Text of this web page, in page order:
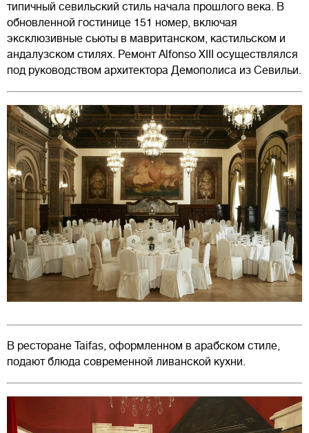
типичный севильский стиль начала прошлого века. В
обновленной гостинице 151 номер, включая
эксклюзивные сьюты в мавританском, кастильском и
андалузском стилях. Ремонт Alfonso XIII осуществлялся
под руководством архитектора Демополиса из Севильи.
В ресторане Taifas, оформленном в арабском стиле,
подают блюда современной ливанской кухни.